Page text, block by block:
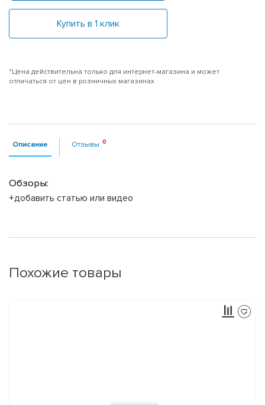
Купить в 1 клик
*Цена действительна только для интернет-магазина и может
отличаться от цен в розничных магазинах
Описание Отзывы
Обзоры:
+добавить статью или видео
Похожие товары